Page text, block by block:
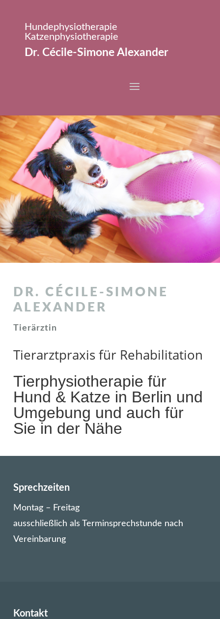
Hundephysiotherapie
Katzenphysiotherapie
Dr. Cécile-Simone Alexander
DR. CÉCILE-SIMONE
ALEXANDER
Tierärztin
Tierarztpraxis für Rehabilitation
Tierphysiotherapie für
Hund & Katze in Berlin und
Umgebung und auch für
Sie in der Nähe
Sprechzeiten
Montag – Freitag
ausschließlich als Terminsprechstunde nach
Vereinbarung
Kontakt